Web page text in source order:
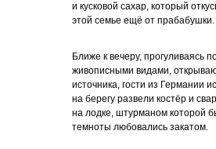
и кусковой сахар, который
этой семье ещё от прабабушки.
Ближе к вечеру, прогуливаясь
живописными видами,
источника, гости из Германии
на берегу развели костёр и
на лодке, штурманом которой
темноты любовались закатом.